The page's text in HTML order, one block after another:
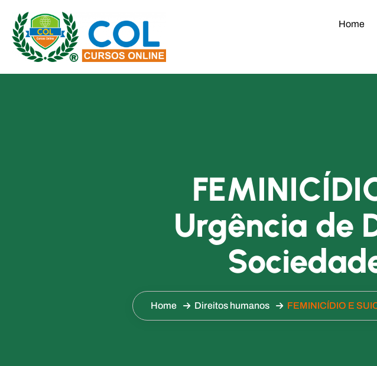
Home
Urgência de
Home Direitos humanos FEMINICÍDIO E